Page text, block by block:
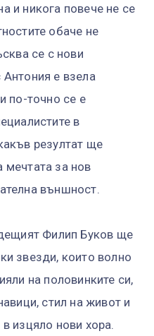
и никога повече не се
обаче не
се с нови
е взела
по-точно се е
в
резултат ще
мечтата за нов
външност.
Филип Буков ще
звезди, които волно
на половинките си,
стил на живот и
изцяло нови хора.